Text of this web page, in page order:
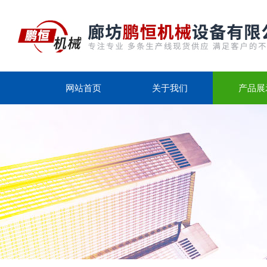
网站首页 关于我们 产品